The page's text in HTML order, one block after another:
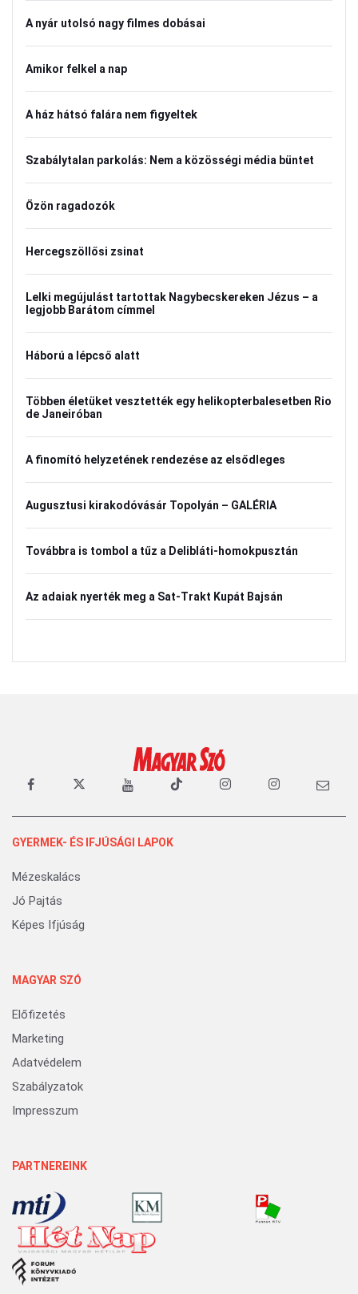
A nyár utolsó nagy filmes dobásai
Amikor felkel a nap
A ház hátsó falára nem figyeltek
Szabálytalan parkolás: Nem a közösségi média büntet
Özön ragadozók
Hercegszöllősi zsinat
Lelki megújulást tartottak Nagybecskereken Jézus – a
legjobb Barátom címmel
Háború a lépcső alatt
Többen életüket vesztették egy helikopterbalesetben Rio
de Janeiróban
A finomító helyzetének rendezése az elsődleges
Augusztusi kirakodóvásár Topolyán – GALÉRIA
Továbbra is tombol a tűz a Delibláti-homokpusztán
Az adaiak nyerték meg a Sat-Trakt Kupát Bajsán
GYERMEK- ÉS IFJÚSÁGI LAPOK
Mézeskalács
Jó Pajtás
Képes Ifjúság
MAGYAR SZÓ
Előfizetés
Marketing
Adatvédelem
Szabályzatok
Impresszum
PARTNEREINK